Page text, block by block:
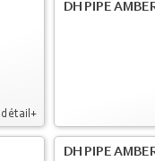
détail+
DH PIPE
DH PIPE